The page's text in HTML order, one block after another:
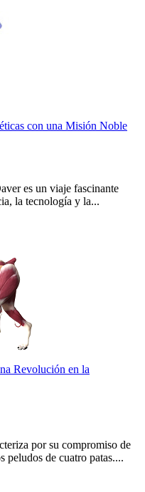
con una Misión Noble
es un viaje fascinante
la tecnología y la...
Revolución en la
por su compromiso de
peludos de cuatro patas....